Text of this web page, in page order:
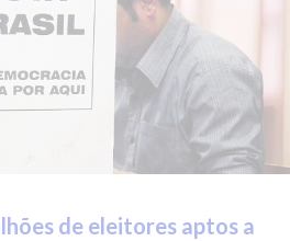
de eleitores aptos a